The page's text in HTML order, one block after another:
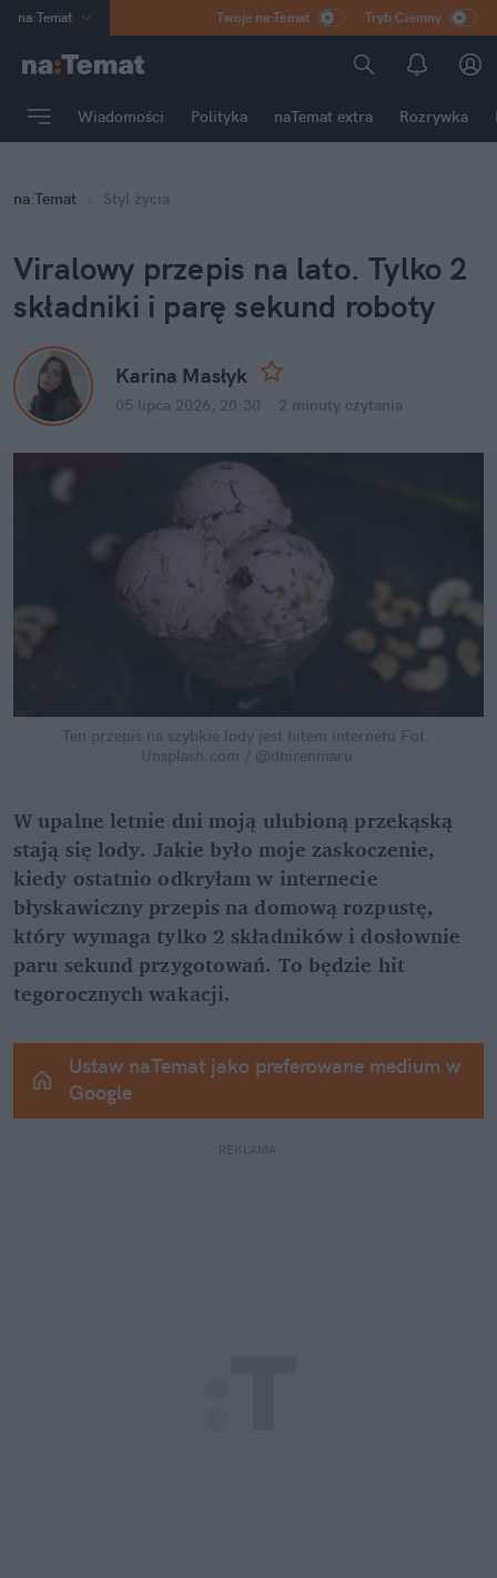
na:Temat
Poland
mama
Rozrywka
Twoje na:Temat Tryb Ciemny
Wiadomości Polityka naTemat extra Rozrywka
na:Temat Styl życia
Viralowy przepis na lato. Tylko 2
składniki i parę sekund roboty
Karina Masłyk
05 lipca 2026, 20:30 2 minuty czytania
Ten przepis na szybkie lody jest hitem internetu Fot.
Unsplash.com / @dhirenmaru
W upalne letnie dni moją ulubioną przekąską
stają się lody. Jakie było moje zaskoczenie,
kiedy ostatnio odkryłam w internecie
błyskawiczny przepis na domową rozpustę,
który wymaga tylko 2 składników i dosłownie
paru sekund przygotowań. To będzie hit
tegorocznych wakacji.
Ustaw naTemat jako preferowane medium w
Google
REKLAMA